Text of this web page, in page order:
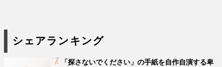
シェアランキング
「探さないでください」の手紙を自作自演する卑